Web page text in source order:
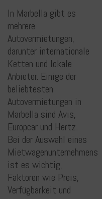
In Marbella gibt es
mehrere
Autovermietungen,
darunter internationale
Ketten und lokale
Anbieter. Einige der
beliebtesten
Autovermietungen in
Marbella sind Avis,
Europcar und Hertz.
Bei der Auswahl eines
Mietwagenunternehmens
ist es wichtig,
Faktoren wie Preis,
Verfügbarkeit und